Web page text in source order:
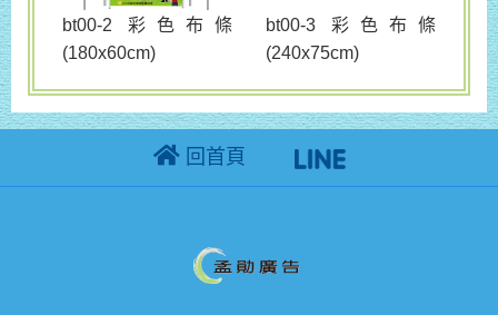
bt00-2 彩色布條
(180x60cm)
bt00-3 彩色布條
(240x75cm)
回首頁